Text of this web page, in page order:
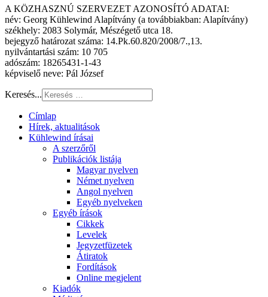
A KÖZHASZNÚ SZERVEZET AZONOSÍTÓ ADATAI:
név: Georg Kühlewind Alapítvány (a továbbiakban: Alapítvány)
székhely: 2083 Solymár, Mészégető utca 18.
bejegyző határozat száma: 14.Pk.60.820/2008/7.,13.
nyilvántartási szám: 10 705
adószám: 18265431-1-43
képviselő neve: Pál József
Keresés...
Címlap
Hírek, aktualitások
Kühlewind írásai
A szerzőről
Publikációk listája
Magyar nyelven
Német nyelven
Angol nyelven
Egyéb nyelveken
Egyéb írások
Cikkek
Levelek
Jegyzetfüzetek
Átiratok
Fordítások
Online megjelent
Kiadók